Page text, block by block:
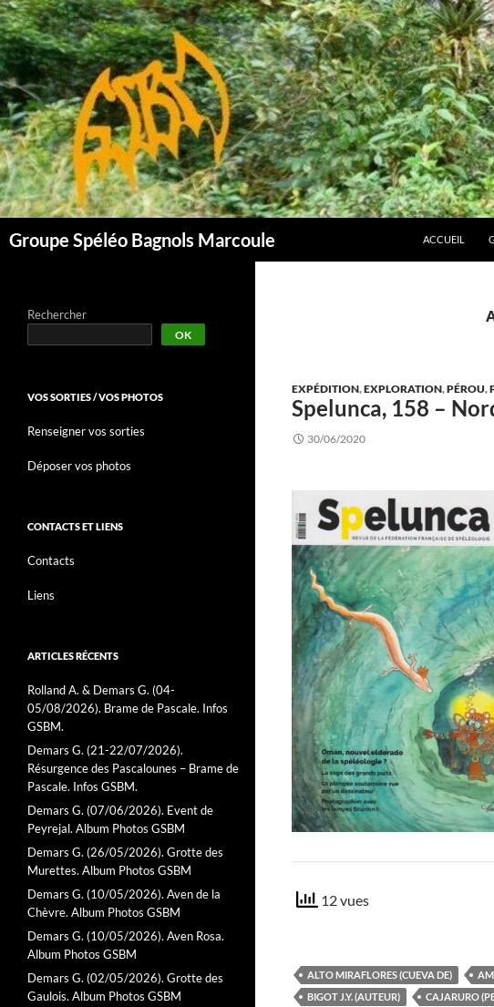
Aller
au
contenu
Groupe Spéléo Bagnols Marcoule ACCUEIL
EXPÉDITION,EXPLORATION,PÉROU,
Spelunca, 158 –
30/06/2020
12 vues
ALTO MIRAFLORES (CUEVA DE)
BIGOT J.Y. (AUTEUR)
CAJARURO
Rechercher
OK
VOS SORTIES / VOS PHOTOS
Renseigner vos sorties
Déposer vos photos
CONTACTS ET LIENS
Contacts
Liens
ARTICLES RÉCENTS
Rolland A. & Demars G. (04-
05/08/2026). Brame de Pascale. Infos
GSBM.
Demars G. (21-22/07/2026).
Résurgence des Pascalounes – Brame de
Pascale. Infos GSBM.
Demars G. (07/06/2026). Event de
Peyrejal. Album Photos GSBM
Demars G. (26/05/2026). Grotte des
Murettes. Album Photos GSBM
Demars G. (10/05/2026). Aven de la
Chèvre. Album Photos GSBM
Demars G. (10/05/2026). Aven Rosa.
Album Photos GSBM
Demars G. (02/05/2026). Grotte des
Gaulois. Album Photos GSBM